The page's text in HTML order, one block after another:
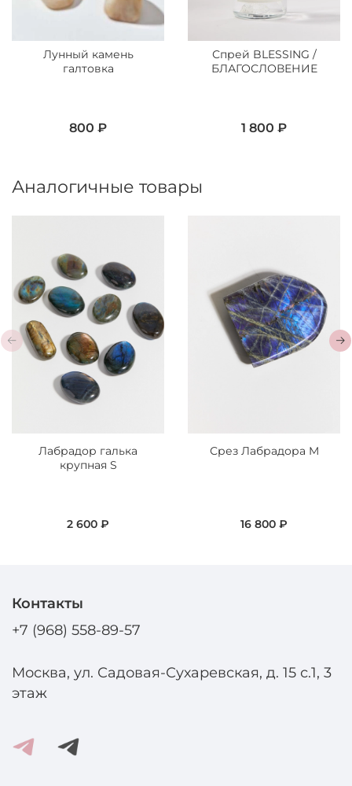
Лунный камень
галтовка
800 ₽
Спрей BLESSING /
БЛАГОСЛОВЕНИЕ
1 800 ₽
Аналогичные товары
Лабрадор галька
крупная S
2 600 ₽
Срез Лабрадора M
16 800 ₽
Контакты
+7 (968) 558-89-57
Москва, ул. Садовая-Сухаревская, д. 15 с.1, 3
этаж